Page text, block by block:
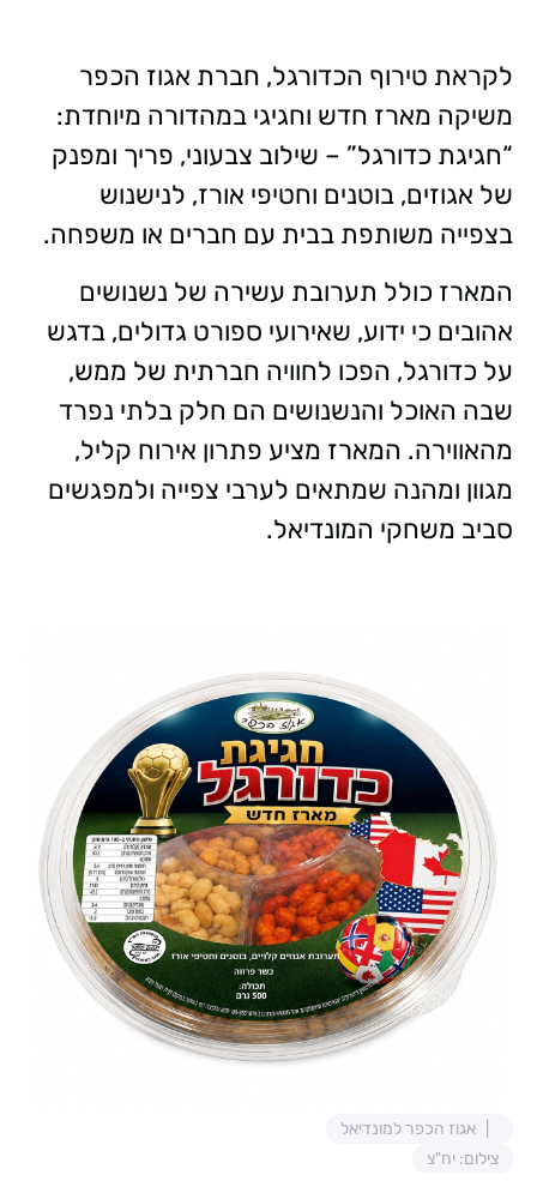
לקראת טירוף הכדורגל, חברת אגוז הכפר
משיקה מארז חדש וחגיגי במהדורה מיוחדת:
“חגיגת כדורגל” – שילוב צבעוני, פריך ומפנק
של אגוזים, בוטנים וחטיפי אורז, לנישנוש
בצפייה משותפת בבית עם חברים או משפחה.
המארז כולל תערובת עשירה של נשנושים
אהובים כי ידוע, שאירועי ספורט גדולים, בדגש
על כדורגל, הפכו לחוויה חברתית של ממש,
שבה האוכל והנשנושים הם חלק בלתי נפרד
מהאווירה. המארז מציע פתרון אירוח קליל,
מגוון ומהנה שמתאים לערבי צפייה ולמפגשים
סביב משחקי המונדיאל.
אגוז הכפר למונדיאל
צילום: יח"צ